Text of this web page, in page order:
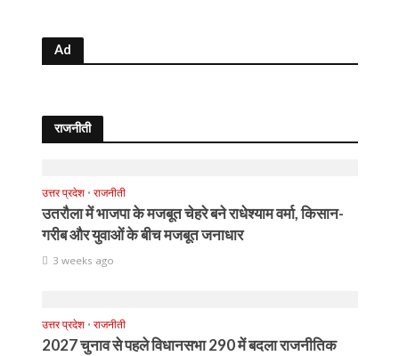
Ad
राजनीती
उत्तर प्रदेश • राजनीती
उतरौला में भाजपा के मजबूत चेहरे बने राधेश्याम वर्मा, किसान-
गरीब और युवाओं के बीच मजबूत जनाधार
3 weeks ago
उत्तर प्रदेश • राजनीती
2027 चुनाव से पहले विधानसभा 290 में बदला राजनीतिक